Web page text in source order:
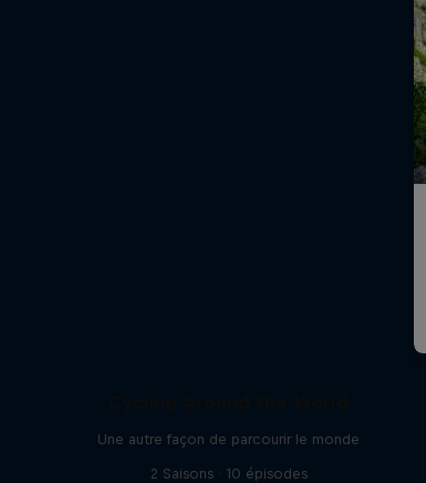
Une autre façon de parcourir le monde
2 Saisons · 10 épisodes